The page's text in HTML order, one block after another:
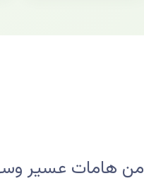
من هامات عسير